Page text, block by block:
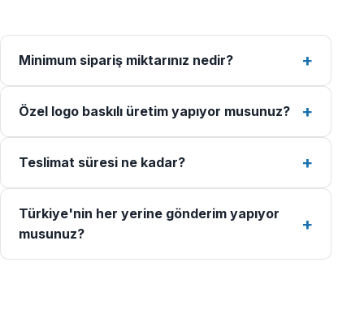
Minimum sipariş miktarınız nedir?
Özel logo baskılı üretim yapıyor musunuz?
Teslimat süresi ne kadar?
Türkiye'nin her yerine gönderim yapıyor
musunuz?